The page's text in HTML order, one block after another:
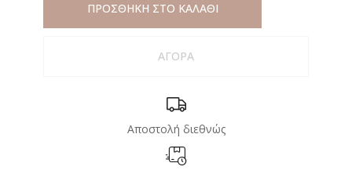
ΠΡΟΣΘΗΚΗ ΣΤΟ ΚΑΛΑΘΙ
ΑΓΟΡΑ
Αποστολή διεθνώς